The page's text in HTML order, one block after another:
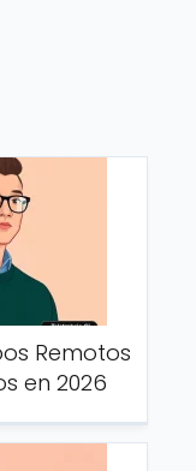
Remotos
en 2026